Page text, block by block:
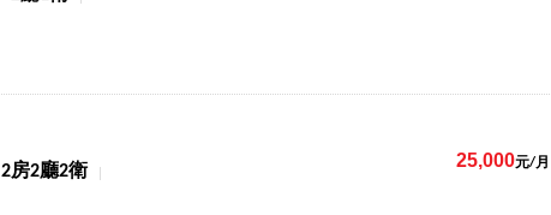
2房2廳2衛
25,000元/月